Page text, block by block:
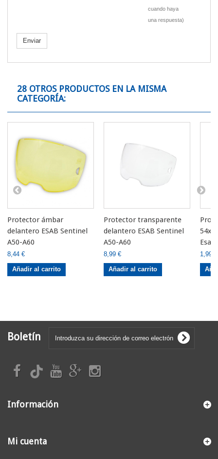
cuando haya
una respuesta)
Enviar
28 OTROS PRODUCTOS EN LA MISMA
CATEGORÍA:
Protector ámbar
delantero ESAB Sentinel
A50-A60
8,44 €
Añadir al carrito
Protector transparente
delantero ESAB Sentinel
A50-A60
8,99 €
Añadir al carrito
1,99 €
Boletín
Información
Mi cuenta